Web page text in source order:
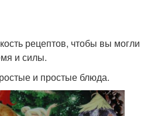
рецептов, чтобы вы могли
и силы.
и простые блюда.